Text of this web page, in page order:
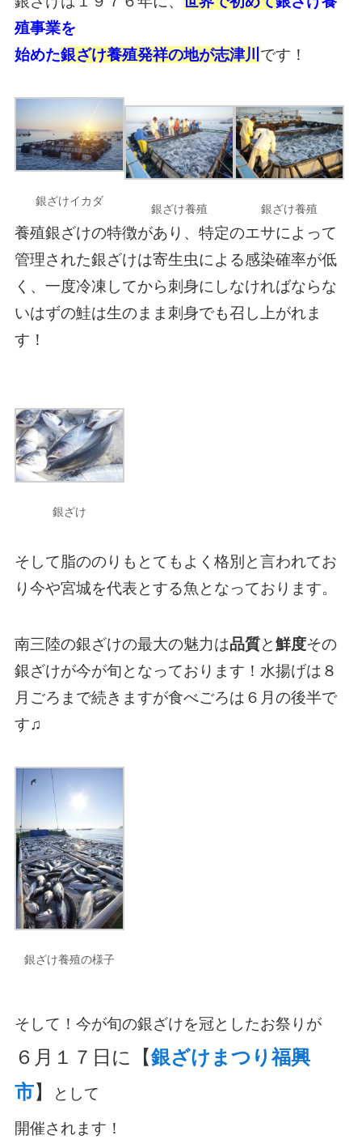
殖事業を
始めた銀ざけ養殖発祥の地が志津川 です！
銀ざけイカダ
銀ざけ養殖 銀ざけ養殖
養殖銀ざけの特徴があり、特定のエサによって
管理された銀ざけは寄生虫による感染確率が低
く、一度冷凍してから刺身にしなければならな
いはずの鮭は生のまま刺身でも召し上がれま
す！
銀ざけ
そして脂ののりもとてもよく格別と言われてお
り今や宮城を代表とする魚となっております。
南三陸の銀ざけの最大の魅力は品質と鮮度その
銀ざけが今が旬となっております！水揚げは８
月ごろまで続きますが食べごろは６月の後半で
す♫
銀ざけ養殖の様子
そして！今が旬の銀ざけを冠としたお祭りが
６月１７日に【銀ざけまつり福興
市】 として
開催されます！